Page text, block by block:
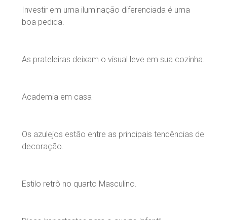
Investir em uma iluminação diferenciada é uma
boa pedida.
As prateleiras deixam o visual leve em sua cozinha.
Academia em casa
Os azulejos estão entre as principais tendências de
decoração.
Estilo retrô no quarto Masculino.